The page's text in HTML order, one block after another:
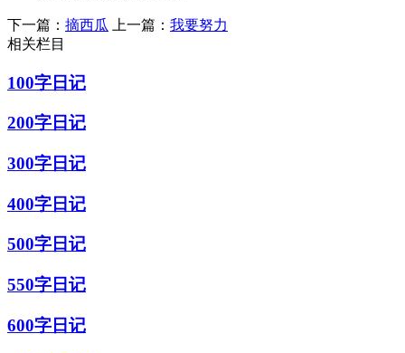
下一篇： 摘西瓜 上一篇： 我要努力
相关栏目
100字日记
200字日记
300字日记
400字日记
500字日记
550字日记
600字日记